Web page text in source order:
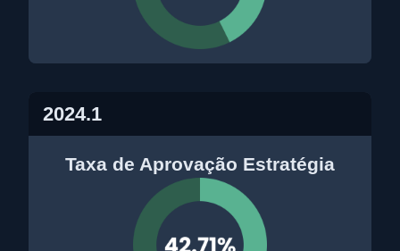
2024.1
Taxa de Aprovação Estratégia